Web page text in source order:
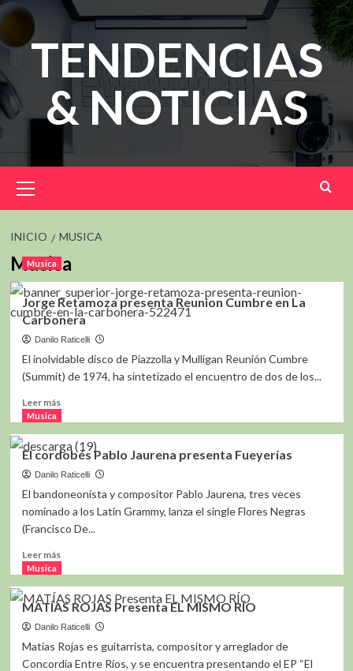
Saltar
contenidoTENDENCIAS
& NOTICIAS
principal
INICIO MUSICA
Musica
Musica
Jorge Retamoza presenta Reunion Cumbre en La
Carbonera
Danilo Raticelli
El inolvidable disco de Piazzolla y Mulligan Reunión Cumbre
(Summit) de 1974, ha sintetizado el encuentro de dos de los...
Leer másLeer
Jorge
Retamoza
presenta
Reunion
Cumbre
La
Musica
El cordobés Pablo Jaurena presenta Fueyerías
Danilo Raticelli
El bandoneonista y compositor Pablo Jaurena, tres veces
nominado a los Latin Grammy, lanza el single Flores Negras
(Francisco De...
Leer másLeer
El
cordobés
Pablo
Jaurena
presenta
Musica
MATÍAS ROJAS Presenta EL MISMO RÍO
Danilo Raticelli
Matías Rojas es guitarrista, compositor y arreglador de
Concordia Entre Ríos, y se encuentra presentando el EP “El